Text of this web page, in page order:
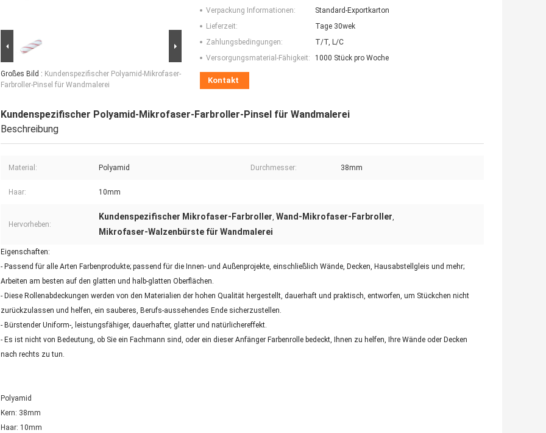
Großes Bild : Kundenspezifischer Polyamid-Mikrofaser-
Farbroller-Pinsel für Wandmalerei
Verpackung Informationen:
Standard-Exportkarton
Lieferzeit:
Tage 30wek
Zahlungsbedingungen:
T/T, L/C
Versorgungsmaterial-Fähigkeit:
1000 Stück pro Woche
Kontakt
Kundenspezifischer Polyamid-Mikrofaser-Farbroller-Pinsel für Wandmalerei
Beschreibung
Material: Polyamid Durchmesser: 38mm
Haar: 10mm
Hervorheben:
Kundenspezifischer Mikrofaser-Farbroller, Wand-Mikrofaser-Farbroller,
Mikrofaser-Walzenbürste für Wandmalerei
Eigenschaften:
- Passend für alle Arten Farbenprodukte; passend für die Innen- und Außenprojekte, einschließlich Wände, Decken, Hausabstellgleis und mehr;
Arbeiten am besten auf den glatten und halb-glatten Oberflächen.
- Diese Rollenabdeckungen werden von den Materialien der hohen Qualität hergestellt, dauerhaft und praktisch, entworfen, um Stückchen nicht
zurückzulassen und helfen, ein sauberes, Berufs-aussehendes Ende sicherzustellen.
- Bürstender Uniform-, leistungsfähiger, dauerhafter, glatter und natürlichereffekt.
- Es ist nicht von Bedeutung, ob Sie ein Fachmann sind, oder ein dieser Anfänger Farbenrolle bedeckt, Ihnen zu helfen, Ihre Wände oder Decken
nach rechts zu tun.
Polyamid
Kern: 38mm
Haar: 10mm